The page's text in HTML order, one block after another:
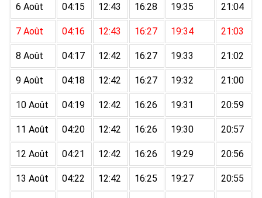
6 Août 04:15 12:43 16:28 19:35 21:04
7 Août 04:16 12:43 16:27 19:34 21:03
8 Août 04:17 12:42 16:27 19:33 21:02
9 Août 04:18 12:42 16:27 19:32 21:00
10 Août 04:19 12:42 16:26 19:31 20:59
11 Août 04:20 12:42 16:26 19:30 20:57
12 Août 04:21 12:42 16:26 19:29 20:56
13 Août 04:22 12:42 16:25 19:27 20:55